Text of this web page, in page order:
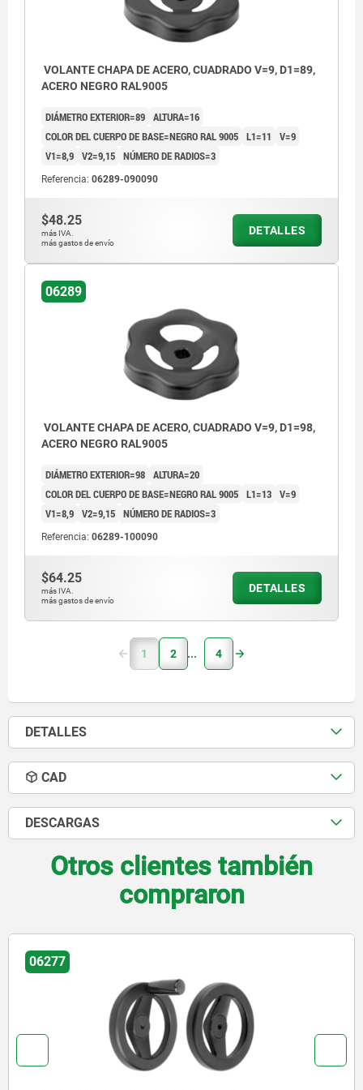
VOLANTE CHAPA DE ACERO, CUADRADO V=9, D1=89,
ACERO NEGRO RAL9005
DIÁMETRO EXTERIOR=89 ALTURA=16
COLOR DEL CUERPO DE BASE=NEGRO RAL 9005 L1=11
V=9
V1=8,9 V2=9,15 NÚMERO DE RADIOS=3
Referencia: 06289-090090
$48.25
más IVA.
más gastos de envío
DETALLES
06289
VOLANTE CHAPA DE ACERO, CUADRADO V=9, D1=98,
ACERO NEGRO RAL9005
DIÁMETRO EXTERIOR=98 ALTURA=20
COLOR DEL CUERPO DE BASE=NEGRO RAL 9005 L1=13 V=9
V1=8,9 V2=9,15 NÚMERO DE RADIOS=3
Referencia: 06289-100090
$64.25
más IVA.
más gastos de envío
DETALLES
1 2 4
DETALLES
CAD
DESCARGAS
Otros clientes también
compraron
06279